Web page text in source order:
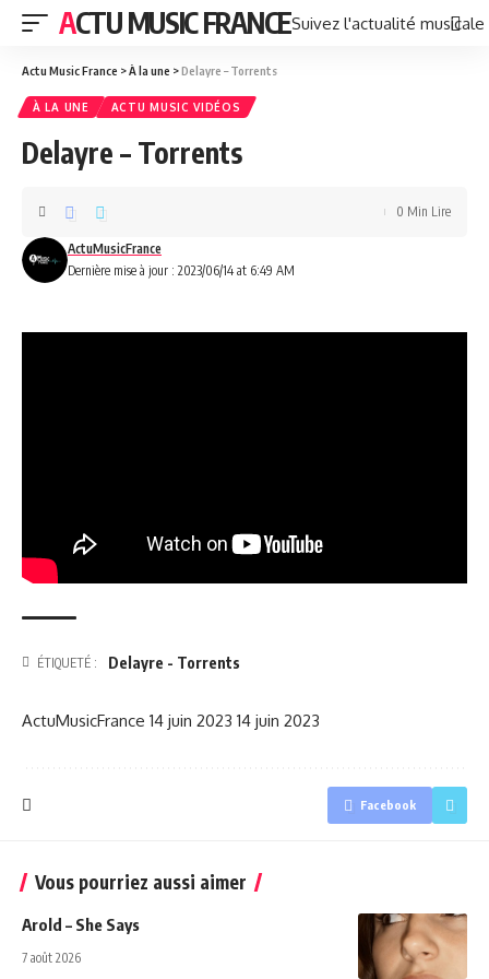
ACTU MUSIC FRANCESuivez l'actualité
Actu Music France >À la une >Delayre – Torrents
À LA UNE ACTU MUSIC VIDÉOS
Delayre – Torrents
Dernière mise à jour : 2023/06/14 at 6:49 AM
ActuMusicFrance
0 Min Lire
ÉTIQUETÉ : Delayre - Torrents
ActuMusicFrance 14 juin 2023 14 juin 2023
Facebook
Vous pourriez aussi aimer
Arold – She Says
7 août 2026